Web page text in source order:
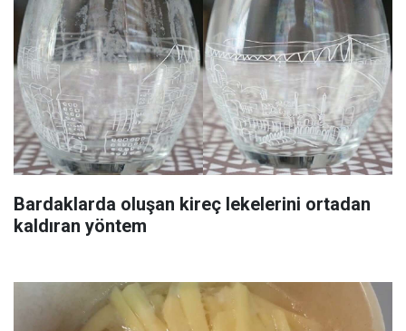
Bardaklarda oluşan kireç lekelerini ortadan
kaldıran yöntem